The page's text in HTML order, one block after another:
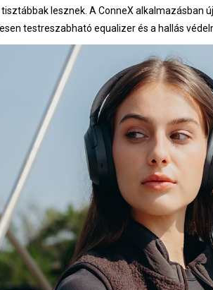
lesznek. A ConneX alkalmazásban
testreszabható equalizer és a hallás